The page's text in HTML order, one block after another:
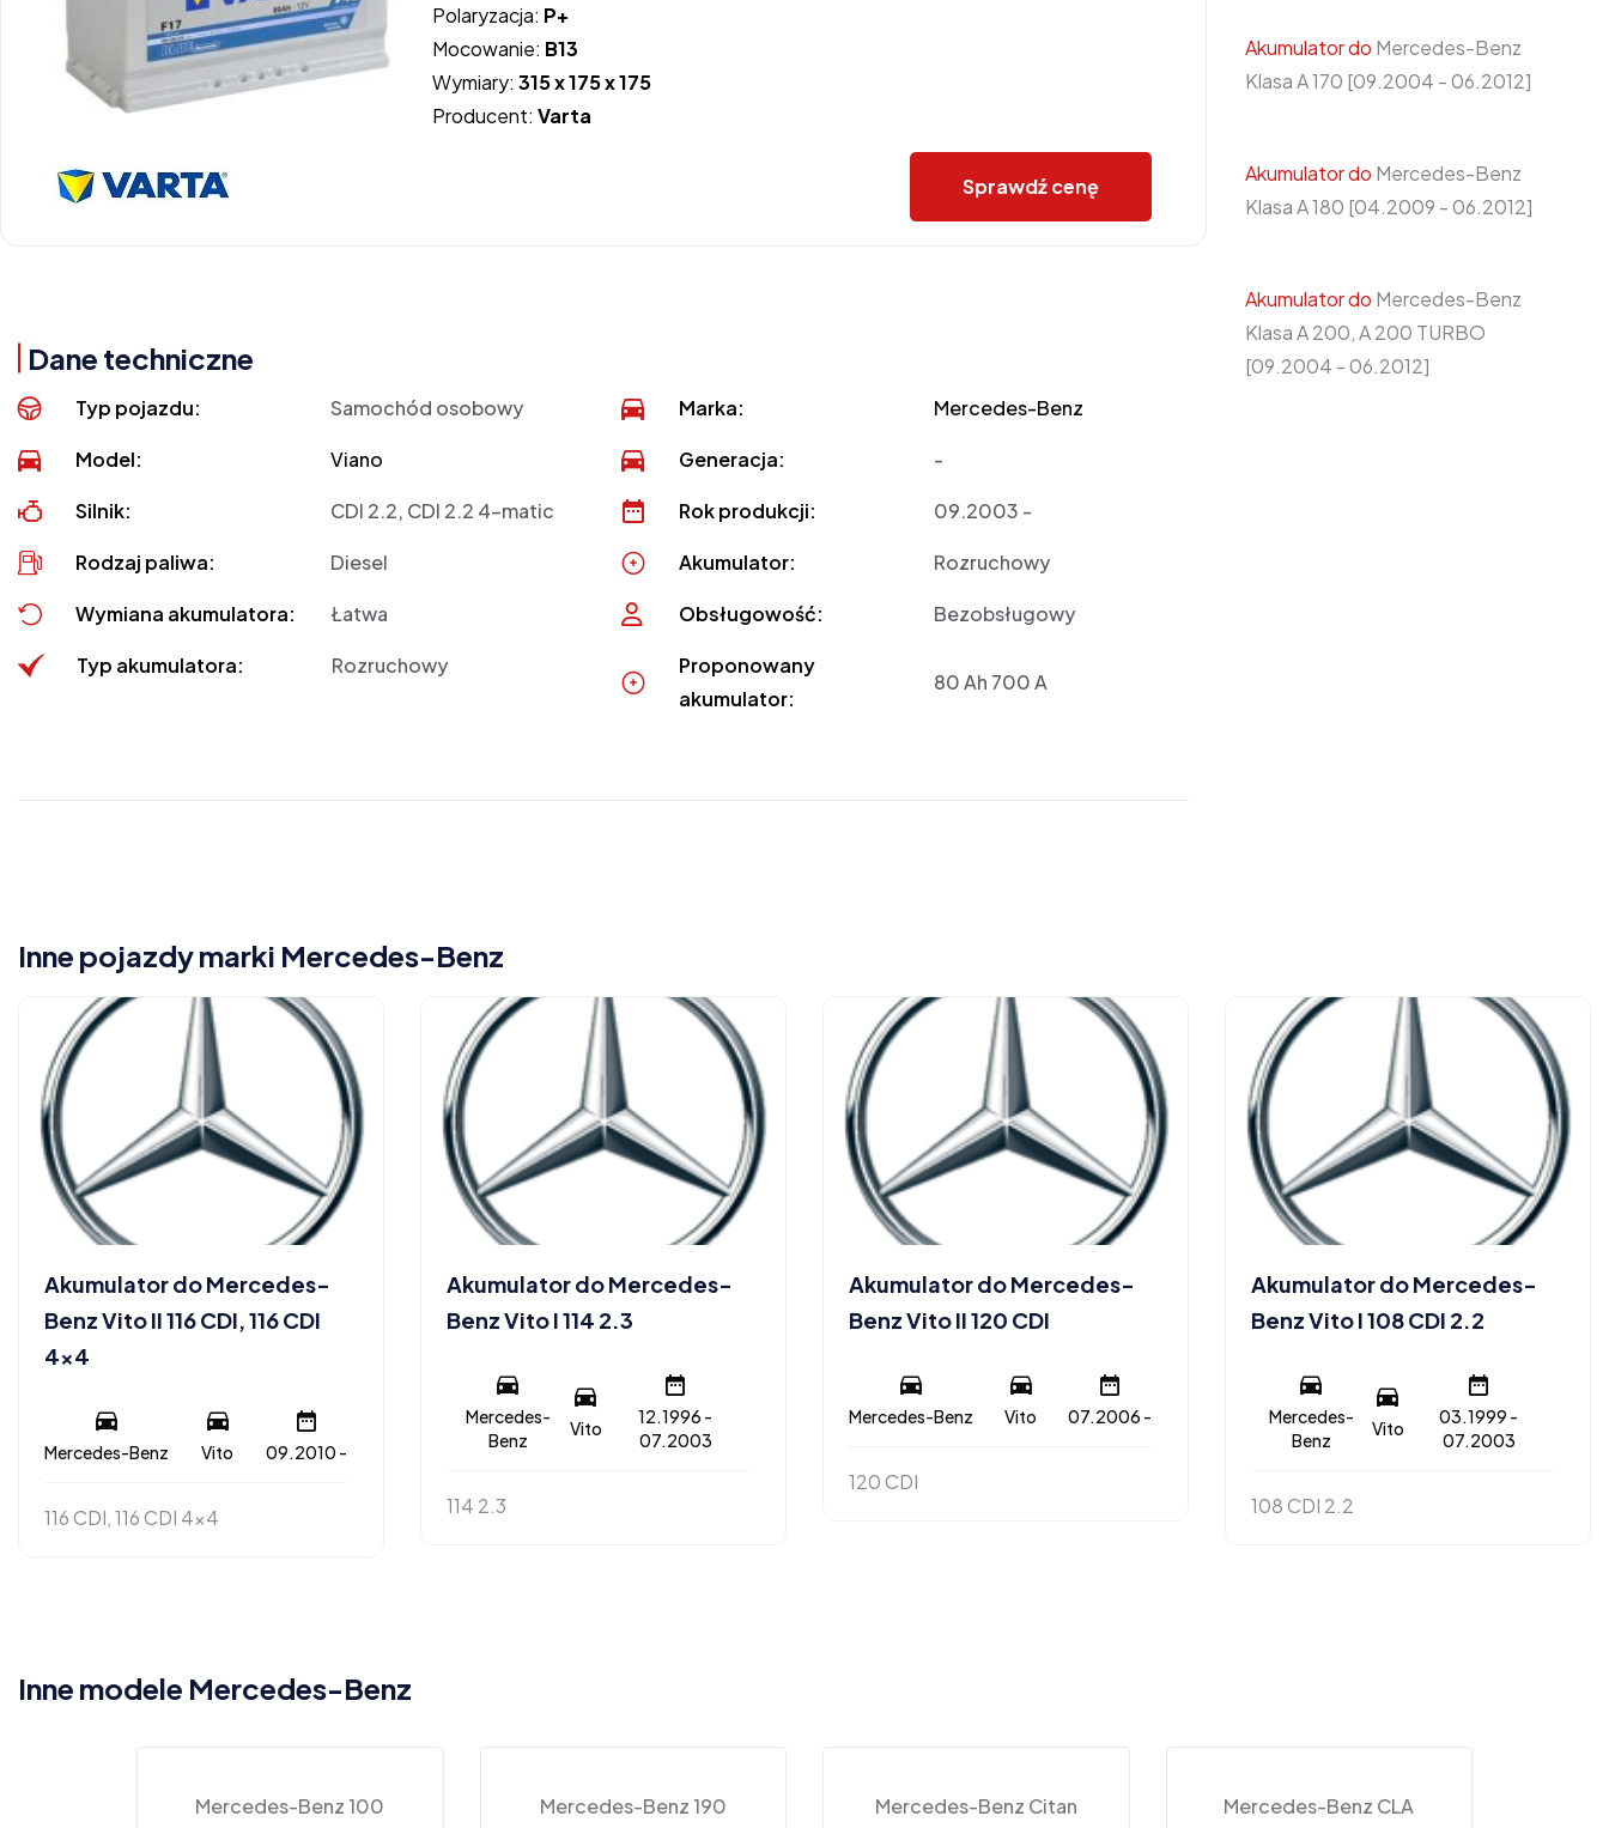
Polaryzacja: P+
Mocowanie: B13
Wymiary:315 x 175 x 175
Producent:Varta
Sprawdź cenę
Dane techniczne
Typ pojazdu: Samochód osobowy Marka: Mercedes-Benz
Model: Viano Generacja: -
Silnik: CDI 2.2, CDI 2.2 4-matic Rok produkcji: 09.2003 -
Rodzaj paliwa: Diesel Akumulator: Rozruchowy
Wymiana akumulatora: Łatwa Obsługowość: Bezobsługowy
Typ akumulatora: Rozruchowy
Proponowany
akumulator:
80 Ah 700 A
Akumulator do Mercedes-Benz
Klasa A 170 [09.2004 - 06.2012]
Akumulator do Mercedes-Benz
Klasa A 180 [04.2009 - 06.2012]
Akumulator do Mercedes-Benz
Klasa A 200, A 200 TURBO
[09.2004 - 06.2012]
Inne pojazdy marki Mercedes-Benz
Akumulator do Mercedes-
Benz Vito II 116 CDI, 116 CDI
4×4
Mercedes-Benz Vito 09.2010 -
116 CDI, 116 CDI 4x4
Akumulator do Mercedes-
Benz Vito I 114 2.3
Mercedes-
Benz
Vito
12.1996 -
07.2003
114 2.3
Akumulator do Mercedes-
Benz Vito II 120 CDI
Mercedes-Benz Vito 07.2006 -
120 CDI
Akumulator do Mercedes-
Benz Vito I 108 CDI 2.2
Mercedes-
Benz
Vito
03.1999 -
07.2003
108 CDI 2.2
Inne modele Mercedes-Benz
Mercedes-Benz 100 Mercedes-Benz 190 Mercedes-Benz Citan Mercedes-Benz CLA